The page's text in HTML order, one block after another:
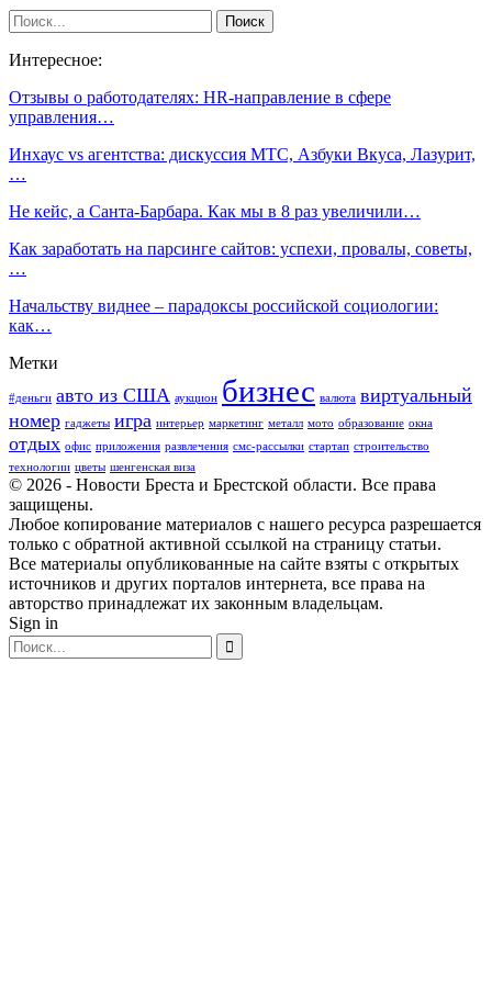
Интересное:
Отзывы о работодателях: HR-направление в сфере
управления…
Инхаус vs агентства: дискуссия МТС, Азбуки Вкуса, Лазурит,
…
Не кейс, а Санта-Барбара. Как мы в 8 раз увеличили…
Как заработать на парсинге сайтов: успехи, провалы, советы,
…
Начальству виднее – парадоксы российской социологии:
как…
Метки
#деньги авто из США аукцион бизнес валюта виртуальный
номер гаджеты игра интерьер маркетинг металл мото образование окна
отдых офис приложения развлечения смс-рассылки стартап строительство
технологии цветы шенгенская виза
© 2026 - Новости Бреста и Брестской области. Все права
защищены.
Любое копирование материалов с нашего ресурса разрешается
только с обратной активной ссылкой на страницу статьи.
Все материалы опубликованные на сайте взяты с открытых
источников и других порталов интернета, все права на
авторство принадлежат их законным владельцам.
Sign in